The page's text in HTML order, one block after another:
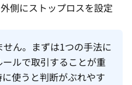
側にストップロスを設定
ん。まずは1つの手法に
ルで取引することが重
使うと判断がぶれやす